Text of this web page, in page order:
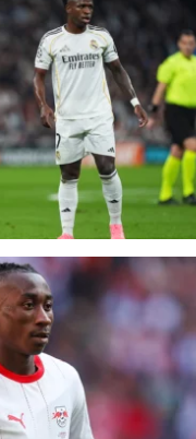
!
des discussions
sur Yan
révolution.
du 26 juillet !
24 juillet
que ce soit